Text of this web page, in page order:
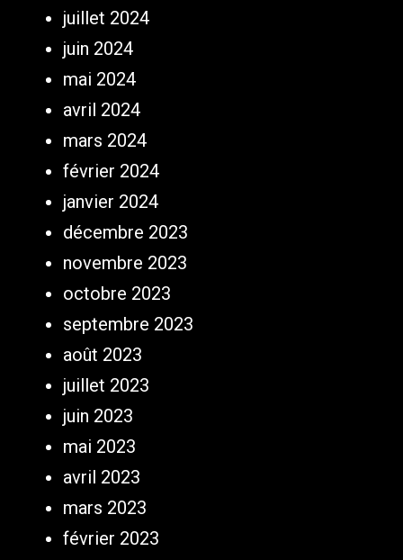
juillet 2024
juin 2024
mai 2024
avril 2024
mars 2024
février 2024
janvier 2024
décembre 2023
novembre 2023
octobre 2023
septembre 2023
août 2023
juillet 2023
juin 2023
mai 2023
avril 2023
mars 2023
février 2023